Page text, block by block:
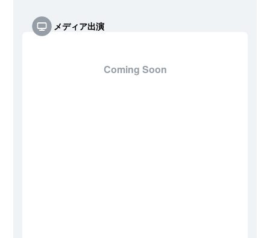
メディア出演
Coming Soon